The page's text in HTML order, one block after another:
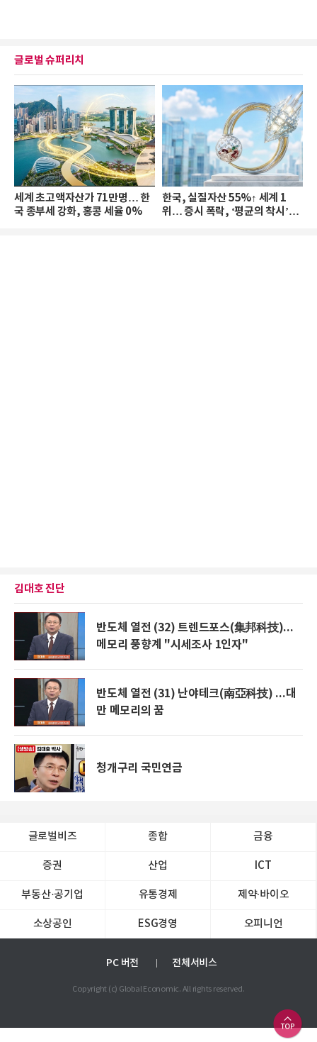
글로벌 슈퍼리치
세계 초고액자산가 71만명… 한
국 종부세 강화, 홍콩 세율 0%
한국, 실질자산 55%↑ 세계 1
위… 증시 폭락, ‘평균의 착시’와
김대호 진단
반도체 열전 (32) 트렌드포스(集邦科技)...
메모리 풍향계 "시세조사 1인자"
반도체 열전 (31) 난야테크(南亞科技) ...대
만 메모리의 꿈
청개구리 국민연금
글로벌비즈 종합 금융
증권 산업 ICT
부동산·공기업 유통경제 제약∙바이오
소상공인 ESG경영 오피니언
PC 버전 전체서비스
Copyright (c) Global Economic. All rights reserved.